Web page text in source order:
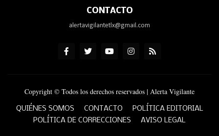
CONTACTO
alertavigilantetlx@gmail.com
Copyright © Todos los derechos reservados | Alerta Vigilante
QUIÉNES SOMOS CONTACTO
POLÍTICA EDITORIAL
POLÍTICA DE CORRECCIONES
AVISO LEGAL